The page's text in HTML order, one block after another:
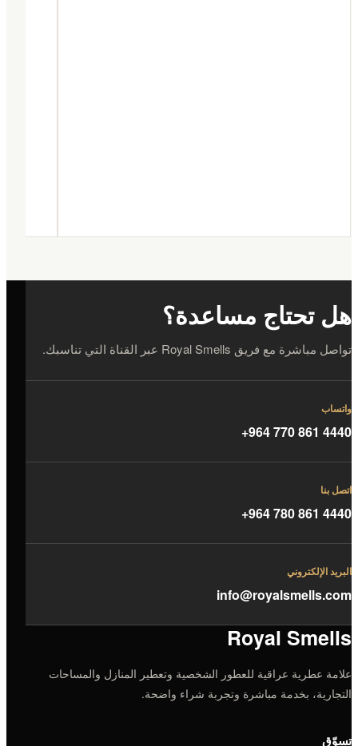
هل تحتاج مساعدة؟
تواصل مباشرة مع فريق Royal Smells عبر القناة التي تناسبك.
واتساب
+964 770 861 4440
اتصل بنا
+964 780 861 4440
البريد الإلكتروني
info@royalsmells.com
Royal Smells
علامة عطرية عراقية للعطور الشخصية وتعطير المنازل والمساحات
التجارية، بخدمة مباشرة وتجربة شراء واضحة.
تسوّق